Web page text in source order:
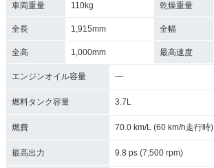
車両重量 110kg 乾燥重量
全長 1,915mm 全幅
全高 1,000mm 最高速度
エンジンオイル容量 ―
燃料タンク容量 3.7L
燃費 70.0 km/L (60 km/h走行時)
最高出力 9.8 ps (7,500 rpm)